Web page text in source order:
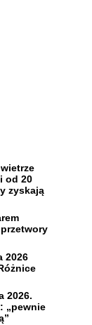
od 20
zyskają
2026
2026.
„pewnie